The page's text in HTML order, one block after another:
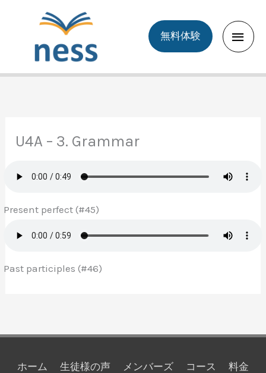
Main
無料体験
U4A – 3. Grammar
Present perfect (#45)
Past participles (#46)
ホーム 生徒様の声 メンバーズ コース
料金